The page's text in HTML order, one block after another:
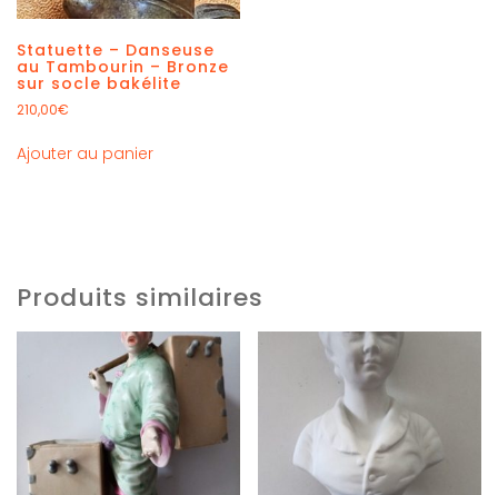
Statuette – Danseuse
au Tambourin – Bronze
sur socle bakélite
210,00€
Ajouter au panier
Produits similaires